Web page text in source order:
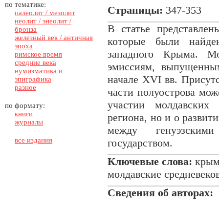
по тематике:
палеолит / мезолит
неолит / энеолит /
бронза
железный век / античная
эпоха
римское время
средние века
нумизматика и
эпиграфика
разное
по формату:
книги
журналы
все издания
Страницы: 347-353
В статье
которые были
западного Крыма.
эмиссиям,
начале XVI вв.
части полуострова
участии
региона, но и о
между
государством.
Ключевые слова:
молдавские
Сведения об авторах: